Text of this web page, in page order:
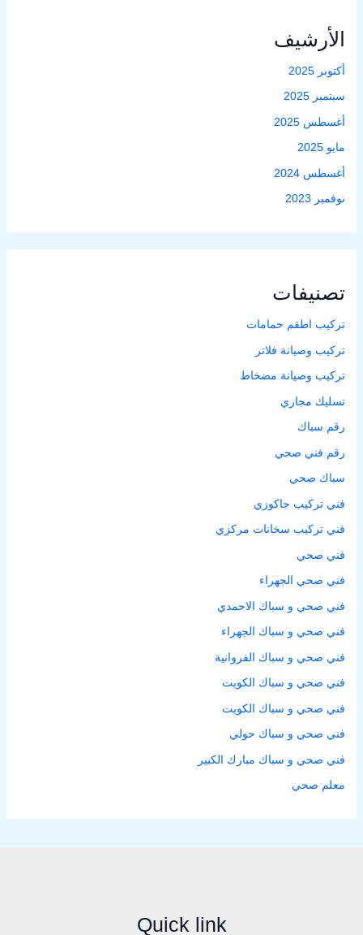
الأرشيف
أكتوبر 2025
سبتمبر 2025
أغسطس 2025
مايو 2025
أغسطس 2024
نوفمبر 2023
تصنيفات
تركيب اطقم حمامات
تركيب وصيانة فلاتر
تركيب وصيانة مضخاط
تسليك مجاري
رقم سباك
رقم فني صحي
سباك صحي
فني تركيب جاكوزي
فني تركيب سخانات مركزي
فني صحي
فني صحي الجهراء
فني صحي و سباك الاحمدي
فني صحي و سباك الجهراء
فني صحي و سباك الفروانية
فني صحي و سباك الكويت
فني صحي و سباك الكويت
فني صحي و سباك حولي
فني صحي و سباك مبارك الكبير
معلم صحي
Quick link